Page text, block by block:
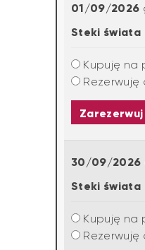
01/09/2026
Steki świata
Kupuję na
Rezerwuję
Zarezerwuj
30/09/2026
Steki świata
Kupuję na
Rezerwuję